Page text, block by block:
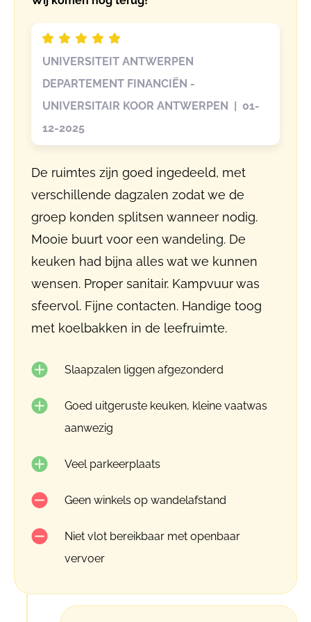
UNIVERSITEIT ANTWERPEN
DEPARTEMENT FINANCIËN -
UNIVERSITAIR KOOR ANTWERPEN | 01-
12-2025
De ruimtes zijn goed ingedeeld, met
verschillende dagzalen zodat we de
groep konden splitsen wanneer nodig.
Mooie buurt voor een wandeling. De
keuken had bijna alles wat we kunnen
wensen. Proper sanitair. Kampvuur was
sfeervol. Fijne contacten. Handige toog
met koelbakken in de leefruimte.
Slaapzalen liggen afgezonderd
Goed uitgeruste keuken, kleine vaatwas
aanwezig
Veel parkeerplaats
Geen winkels op wandelafstand
Niet vlot bereikbaar met openbaar
vervoer